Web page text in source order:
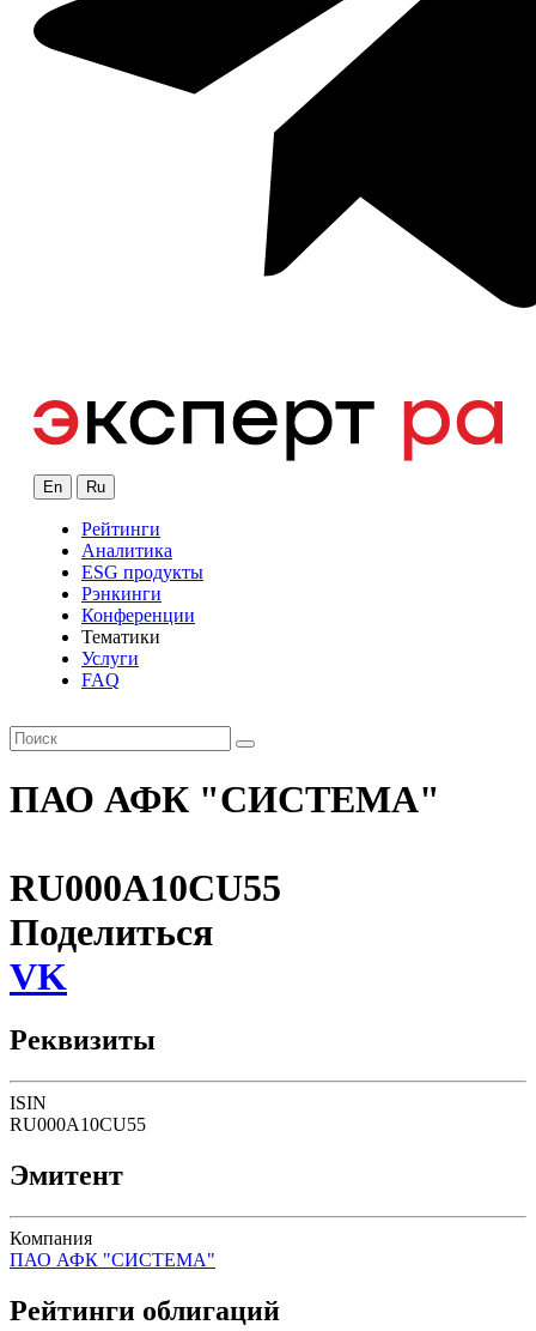
En Ru
Рейтинги
Аналитика
ESG продукты
Рэнкинги
Конференции
Тематики
Услуги
FAQ
ПАО АФК "СИСТЕМА"
RU000A10CU55
Поделиться
VK
Реквизиты
ISIN
RU000A10CU55
Эмитент
Компания
ПАО АФК "СИСТЕМА"
Рейтинги облигаций